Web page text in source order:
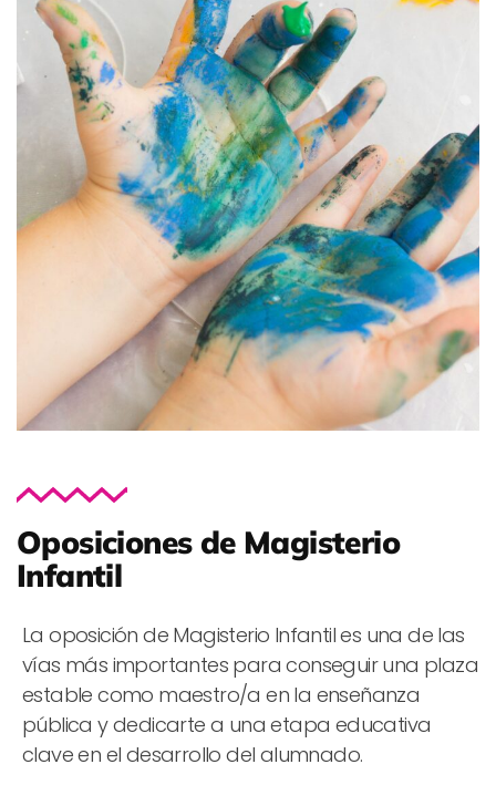
Oposiciones de Magisterio
Infantil
La oposición de Magisterio Infantil es una de las
vías más importantes para conseguir una plaza
estable como maestro/a en la enseñanza
pública y dedicarte a una etapa educativa
clave en el desarrollo del alumnado.